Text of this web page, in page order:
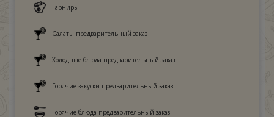
Гарниры
Салаты предварительный заказ
Холодные блюда предварительный заказ
Горячие закуски предварительный заказ
Горячие блюда предварительный заказ